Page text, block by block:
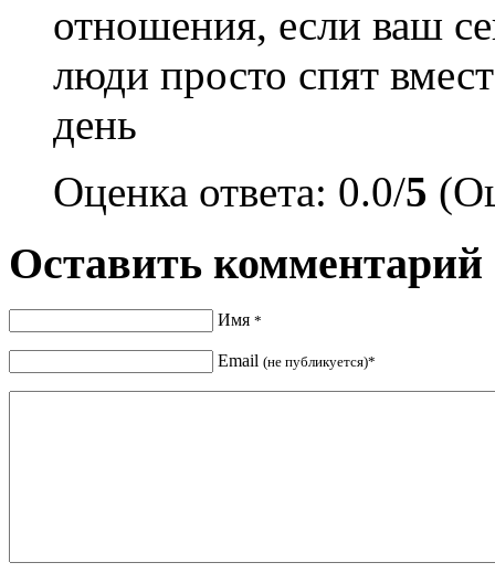
отношения, если ваш
люди просто спят
день
Оценка ответа: 0.0/5
Оставить комментарий
Имя *
Email (не публикуется)*